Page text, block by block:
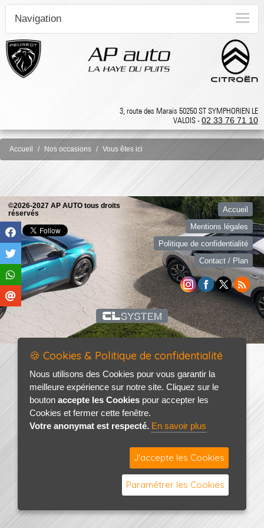
Navigation
3, route des Marais 50250 ST SYMPHORIEN LE
VALOIS -02 33 76 71 10
Accueil Nos occasions Vous êtes ici
©2026-2027 AP AUTO tous droits
réservés
Accueil
Mentions légales
Politique de confidentialité
Contact / Plan
🍪 Cookies & Politique de confidentialité
Nous utilisons des Cookies pour vous garantir la
meilleure expérience sur notre site. Cliquez sur le
bouton accepte les Cookies pour accepter les
Cookies et fermer cette fenêtre.
Votre anonymat est respecté. En savoir plus
J'accepte les Cookies
Paramétrer les Cookies